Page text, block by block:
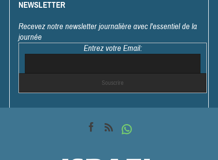
NEWSLETTER
Recevez notre newsletter journalière avec l'essentiel de la
journée
Entrez votre Email: